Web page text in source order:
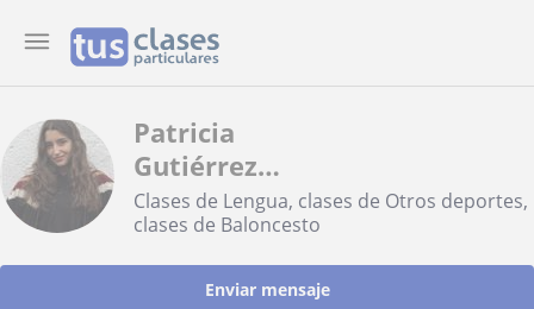
Patricia
Gutiérrez
Luna
Clases de Lengua, clases de Otros deportes,
clases de Baloncesto
Enviar mensaje